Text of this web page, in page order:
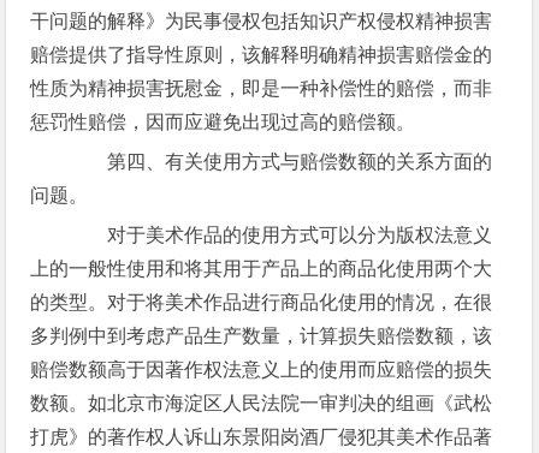
干问题的解释》为民事侵权包括知识产权侵权精神损害
赔偿提供了指导性原则，该解释明确精神损害赔偿金的
性质为精神损害抚慰金，即是一种补偿性的赔偿，而非
惩罚性赔偿，因而应避免出现过高的赔偿额。
第四、有关使用方式与赔偿数额的关系方面的
问题。
对于美术作品的使用方式可以分为版权法意义
上的一般性使用和将其用于产品上的商品化使用两个大
的类型。对于将美术作品进行商品化使用的情况，在很
多判例中到考虑产品生产数量，计算损失赔偿数额，该
赔偿数额高于因著作权法意义上的使用而应赔偿的损失
数额。如北京市海淀区人民法院一审判决的组画《武松
打虎》的著作权人诉山东景阳岗酒厂侵犯其美术作品著